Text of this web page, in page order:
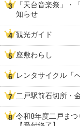
「天台音楽祭」
知らせ
観光ガイド
座敷わらし
レンタサイクル「
二戸駅前石切所・
令和8年度二戸ま